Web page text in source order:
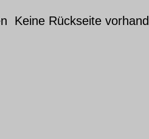
Keine Rückseite